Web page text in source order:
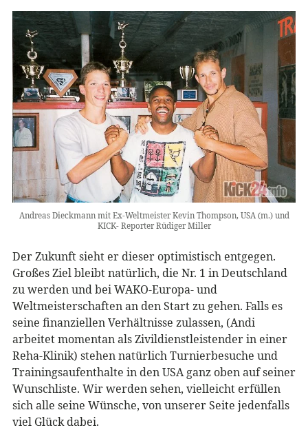
Andreas Dieckmann mit Ex-Weltmeister Kevin Thompson, USA (m.) und
KICK- Reporter Rüdiger Miller
Der Zukunft sieht er dieser optimistisch entgegen.
Großes Ziel bleibt natürlich, die Nr. 1 in Deutschland
zu werden und bei WAKO-Europa- und
Weltmeisterschaften an den Start zu gehen. Falls es
seine finanziellen Verhältnisse zulassen, (Andi
arbeitet momentan als Zivildienstleistender in einer
Reha-Klinik) stehen natürlich Turnierbesuche und
Trainingsaufenthalte in den USA ganz oben auf seiner
Wunschliste. Wir werden sehen, vielleicht erfüllen
sich alle seine Wünsche, von unserer Seite jedenfalls
viel Glück dabei.